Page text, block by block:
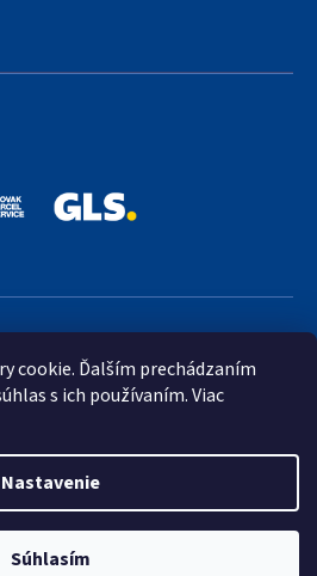
cookie. Ďalším prechádzaním
s ich používaním. Viac
Nastavenie
Súhlasím
Shoptet Premium
. Všetky práva vyhradené.